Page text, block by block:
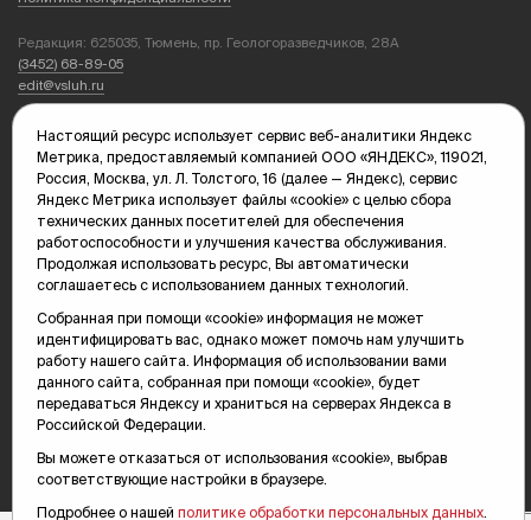
Редакция: 625035, Тюмень, пр. Геологоразведчиков, 28А
(3452) 68-89-05
edit@vsluh.ru
Главный редактор: Панкина Т.Ю.
kika@vsluh.ru
По вопросам рекламы:
kotovaev@sibinformburo.ru
mim@vsluh.ru
© 2000-2026 Тюменская интернет-газета «Вслух.ру»
Карта сайта
Настоящий ресурс использует сервис веб-аналитики Яндекс
Метрика, предоставляемый компанией ООО «ЯНДЕКС», 119021,
Россия, Москва, ул. Л. Толстого, 16 (далее — Яндекс), сервис
Яндекс Метрика использует файлы «cookie» с целью сбора
технических данных посетителей для обеспечения
работоспособности и улучшения качества обслуживания.
Продолжая использовать ресурс, Вы автоматически
соглашаетесь с использованием данных технологий.
Собранная при помощи «cookie» информация не может
идентифицировать вас, однако может помочь нам улучшить
работу нашего сайта. Информация об использовании вами
данного сайта, собранная при помощи «cookie», будет
передаваться Яндексу и храниться на серверах Яндекса в
Российской Федерации.
Вы можете отказаться от использования «cookie», выбрав
соответствующие настройки в браузере.
Подробнее о нашей политике обработки персональных данных